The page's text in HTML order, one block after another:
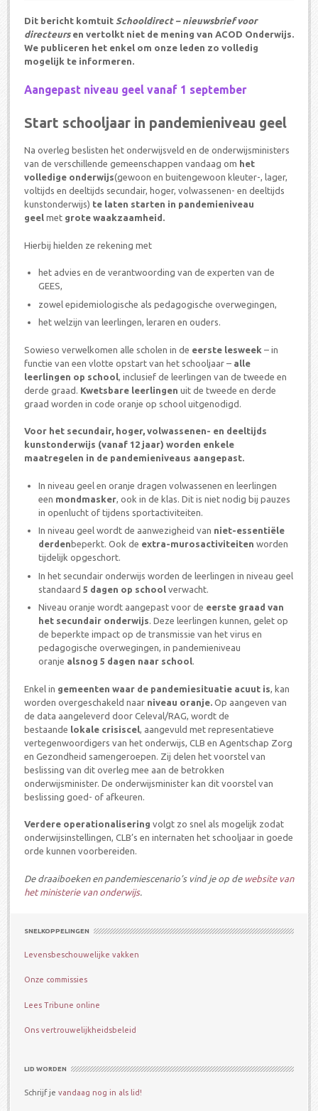
Dit bericht komtuit Schooldirect – nieuwsbrief voor
directeursen vertolkt niet de mening van ACOD Onderwijs.
We publiceren het enkel om onze leden zo volledig
mogelijk te informeren.
Aangepast niveau geel vanaf 1 september
Start schooljaar in pandemieniveau geel
Na overleg beslisten het onderwijsveld en de onderwijsministers
van de verschillende gemeenschappen vandaag om het
volledige onderwijs(gewoon en buitengewoon kleuter-, lager,
voltijds en deeltijds secundair, hoger, volwassenen- en deeltijds
kunstonderwijs) te laten starten in pandemieniveau
geel met grote waakzaamheid.
Hierbij hielden ze rekening met
het advies en de verantwoording van de experten van de
GEES,
zowel epidemiologische als pedagogische overwegingen,
het welzijn van leerlingen, leraren en ouders.
Sowieso verwelkomen alle scholen in de eerste lesweek – in
functie van een vlotte opstart van het schooljaar – alle
leerlingen op school , inclusief de leerlingen van de tweede en
derde graad. Kwetsbare leerlingen uit de tweede en derde
graad worden in code oranje op school uitgenodigd.
Voor het secundair, hoger, volwassenen- en deeltijds
kunstonderwijs (vanaf 12 jaar) worden enkele
maatregelen in de pandemieniveaus aangepast.
In niveau geel en oranje dragen volwassenen en leerlingen
een mondmasker, ook in de klas. Dit is niet nodig bij pauzes
in openlucht of tijdens sportactiviteiten.
In niveau geel wordt de aanwezigheid van niet-essentiële
derden beperkt. Ook de extra-murosactiviteiten worden
tijdelijk opgeschort.
In het secundair onderwijs worden de leerlingen in niveau geel
standaard 5 dagen op school verwacht.
Niveau oranje wordt aangepast voor de eerste graad van
het secundair onderwijs. Deze leerlingen kunnen, gelet op
de beperkte impact op de transmissie van het virus en
pedagogische overwegingen, in pandemieniveau
oranje alsnog 5 dagen naar school.
Enkel in gemeenten waar de pandemiesituatie acuut is , kan
worden overgeschakeld naar niveau oranje. Op aangeven van
de data aangeleverd door Celeval/RAG, wordt de
bestaande lokale crisiscel , aangevuld met representatieve
vertegenwoordigers van het onderwijs, CLB en Agentschap Zorg
en Gezondheid samengeroepen. Zij delen het voorstel van
beslissing van dit overleg mee aan de betrokken
onderwijsminister. De onderwijsminister kan dit voorstel van
beslissing goed- of afkeuren.
Verdere operationalisering volgt zo snel als mogelijk zodat
onderwijsinstellingen, CLB’s en internaten het schooljaar in goede
orde kunnen voorbereiden.
De draaiboeken en pandemiescenario’s vind je op de website van
het ministerie van onderwijs.
SNELKOPPELINGEN
Levensbeschouwelijke vakken
Onze commissies
Lees Tribune online
Ons vertrouwelijkheidsbeleid
LID WORDEN
Schrijf je vandaag nog in als lid!